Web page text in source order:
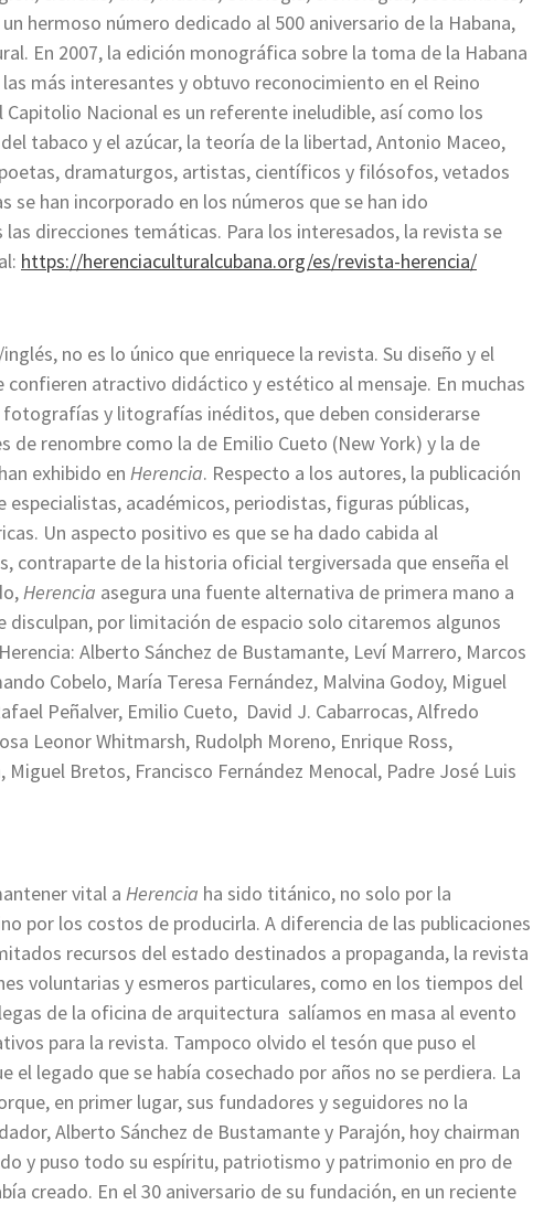
hermoso número dedicado al 500 aniversario de la Habana,
En 2007, la edición monográfica sobre la toma de la Habana
más interesantes y obtuvo reconocimiento en el Reino
Nacional es un referente ineludible, así como los
tabaco y el azúcar, la teoría de la libertad, Antonio Maceo,
dramaturgos, artistas, científicos y filósofos, vetados
se han incorporado en los números que se han ido
direcciones temáticas. Para los interesados, la revista se
https://herenciaculturalcubana.org/es/revista-herencia/
no es lo único que enriquece la revista. Su diseño y el
atractivo didáctico y estético al mensaje. En muchas
y litografías inéditos, que deben considerarse
de renombre como la de Emilio Cueto (New York) y la de
exhibido en Herencia. Respecto a los autores, la publicación
académicos, periodistas, figuras públicas,
Un aspecto positivo es que se ha dado cabida al
contraparte de la historia oficial tergiversada que enseña el
Herencia asegura una fuente alternativa de primera mano a
por limitación de espacio solo citaremos algunos
Alberto Sánchez de Bustamante, Leví Marrero, Marcos
Cobelo, María Teresa Fernández, Malvina Godoy, Miguel
Peñalver, Emilio Cueto, David J. Cabarrocas, Alfredo
Leonor Whitmarsh, Rudolph Moreno, Enrique Ross,
Miguel Bretos, Francisco Fernández Menocal, Padre José Luis
vital a Herencia ha sido titánico, no solo por la
por los costos de producirla. A diferencia de las publicaciones
recursos del estado destinados a propaganda, la revista
voluntarias y esmeros particulares, como en los tiempos del
de la oficina de arquitectura salíamos en masa al evento
para la revista. Tampoco olvido el tesón que puso el
el legado que se había cosechado por años no se perdiera. La
en primer lugar, sus fundadores y seguidores no la
Alberto Sánchez de Bustamante y Parajón, hoy chairman
y puso todo su espíritu, patriotismo y patrimonio en pro de
creado. En el 30 aniversario de su fundación, en un reciente